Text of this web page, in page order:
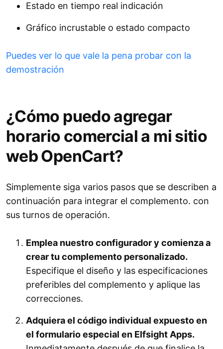
Estado en tiempo real indicación
Gráfico incrustable o estado compacto
Puedes ver lo que vale la pena probar con la
demostración
¿Cómo puedo agregar
horario comercial a mi sitio
web OpenCart?
Simplemente siga varios pasos que se describen a
continuación para integrar el complemento. con
sus turnos de operación.
Emplea nuestro configurador y comienza a
crear tu complemento personalizado.
Especifique el diseño y las especificaciones
preferibles del complemento y aplique las
correcciones.
Adquiera el código individual expuesto en
el formulario especial en Elfsight Apps.